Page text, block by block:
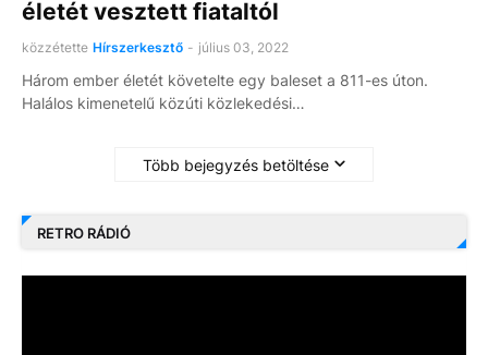
életét vesztett fiataltól
közzétette Hírszerkesztő - július 03, 2022
Három ember életét követelte egy baleset a 811-es úton.
Halálos kimenetelű közúti közlekedési…
Több bejegyzés betöltése
RETRO RÁDIÓ